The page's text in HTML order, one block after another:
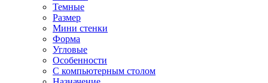
Темные
Размер
Мини стенки
Форма
Угловые
Особенности
С компьютерным столом